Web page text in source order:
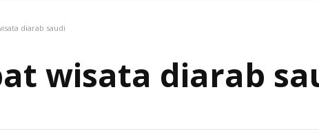
diarab saudi
wisata diarab